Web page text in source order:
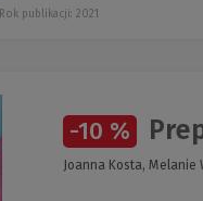
Rok publikacji: 2021
-10 %
Joanna Kosta, Melanie